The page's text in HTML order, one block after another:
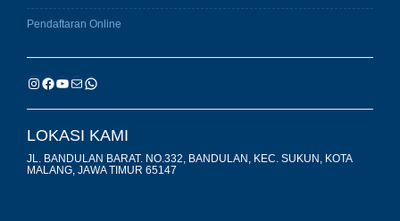
Pendaftaran Online
LOKASI KAMI
JL. BANDULAN BARAT. NO.332, BANDULAN, KEC. SUKUN, KOTA
MALANG, JAWA TIMUR 65147